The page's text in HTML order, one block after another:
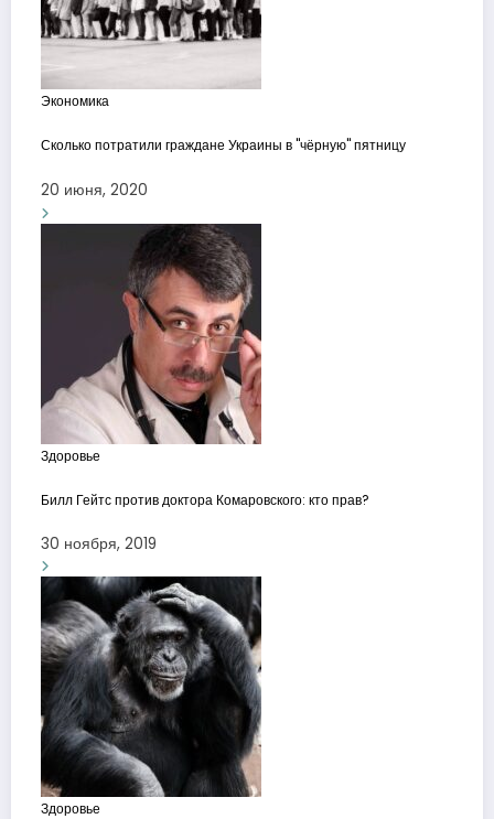
Экономика
Сколько потратили граждане Украины в "чёрную" пятницу
20 июня, 2020
Здоровье
Билл Гейтс против доктора Комаровского: кто прав?
30 ноября, 2019
Здоровье